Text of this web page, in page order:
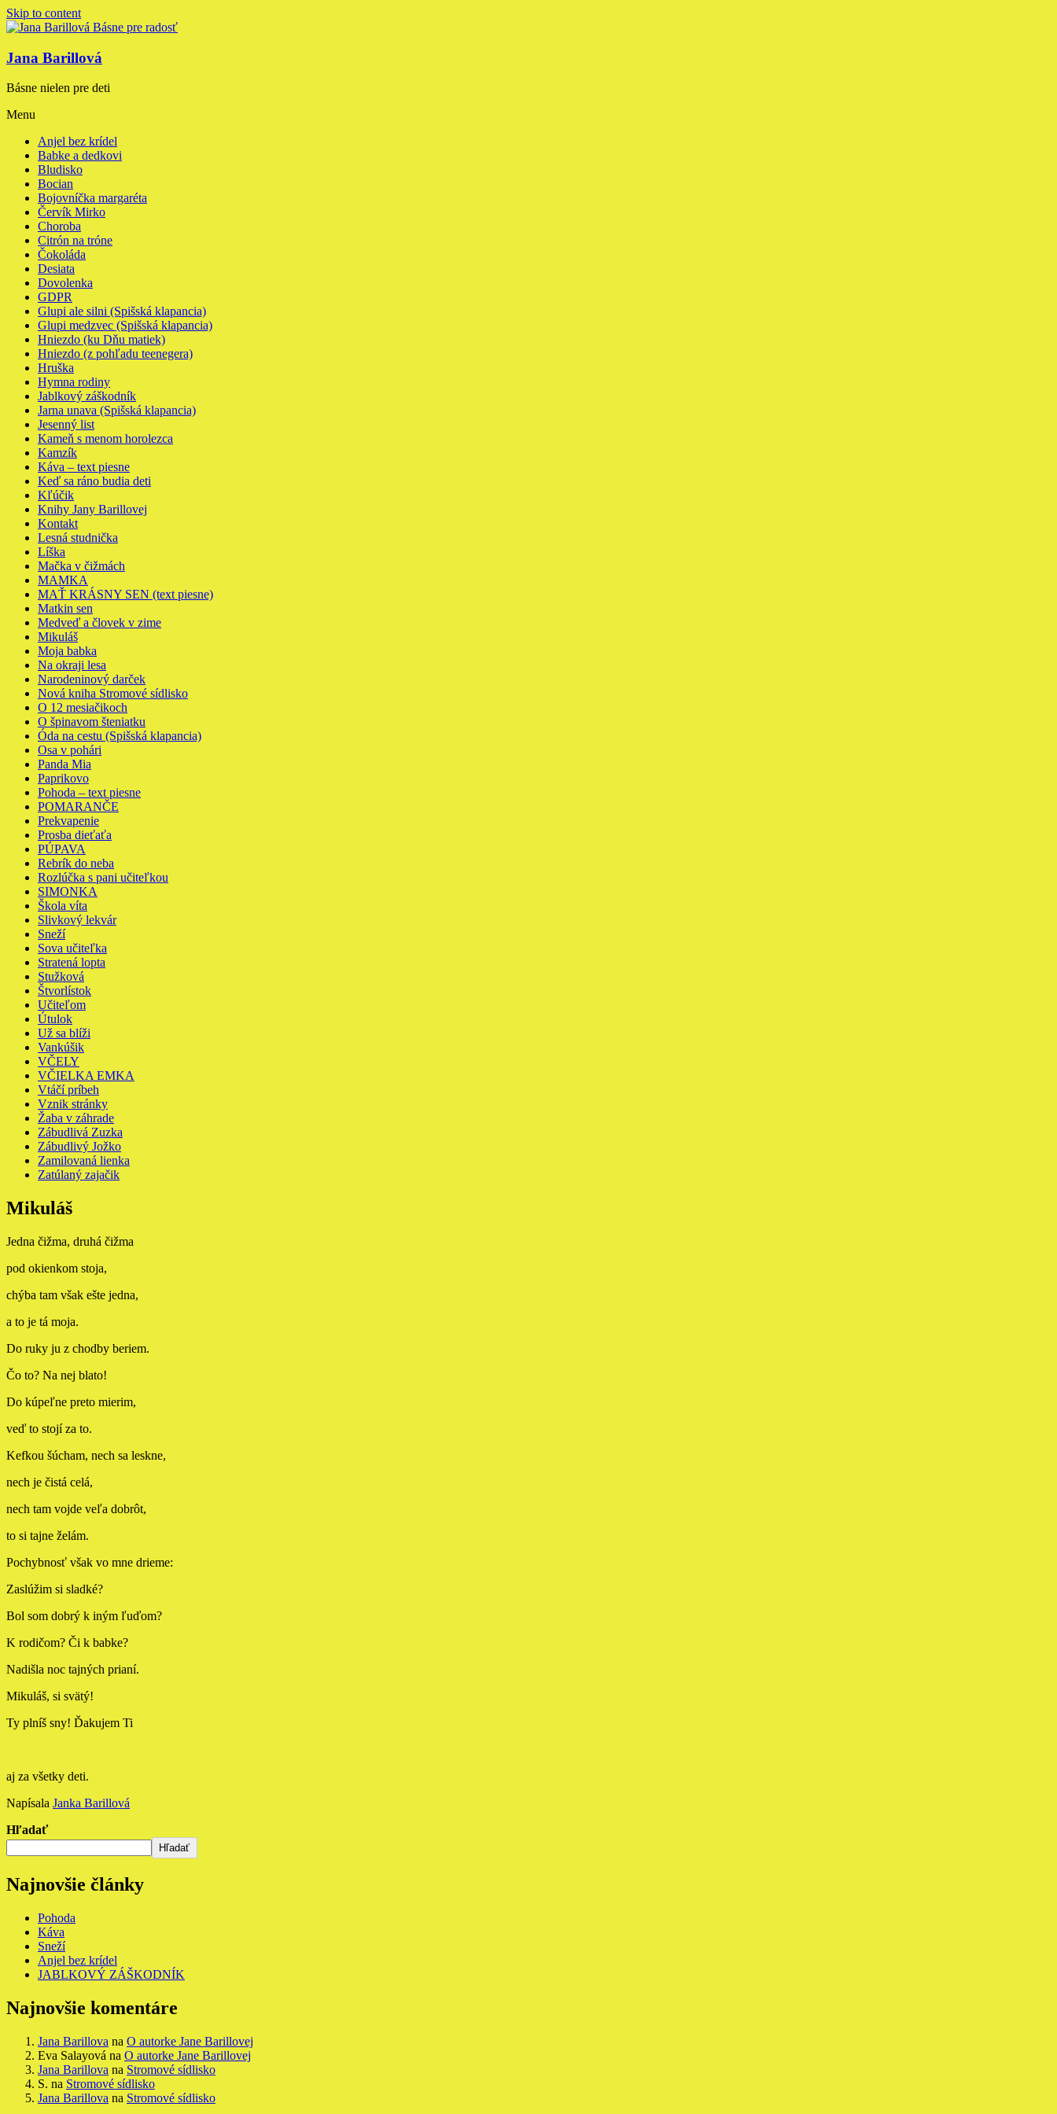
Skip to content
Jana Barillová
Básne nielen pre deti
Menu
Anjel bez krídel
Babke a dedkovi
Bludisko
Bocian
Bojovníčka margaréta
Červík Mirko
Choroba
Citrón na tróne
Čokoláda
Desiata
Dovolenka
GDPR
Glupi ale silni (Spišská klapancia)
Glupi medzvec (Spišská klapancia)
Hniezdo (ku Dňu matiek)
Hniezdo (z pohľadu teenegera)
Hruška
Hymna rodiny
Jablkový záškodník
Jarna unava (Spišská klapancia)
Jesenný list
Kameň s menom horolezca
Kamzík
Káva – text piesne
Keď sa ráno budia deti
Kľúčik
Knihy Jany Barillovej
Kontakt
Lesná studnička
Líška
Mačka v čižmách
MAMKA
MAŤ KRÁSNY SEN (text piesne)
Matkin sen
Medveď a človek v zime
Mikuláš
Moja babka
Na okraji lesa
Narodeninový darček
Nová kniha Stromové sídlisko
O 12 mesiačikoch
O špinavom šteniatku
Óda na cestu (Spišská klapancia)
Osa v pohári
Panda Mia
Paprikovo
Pohoda – text piesne
POMARANČE
Prekvapenie
Prosba dieťaťa
PÚPAVA
Rebrík do neba
Rozlúčka s pani učiteľkou
SIMONKA
Škola víta
Slivkový lekvár
Sneží
Sova učiteľka
Stratená lopta
Stužková
Štvorlístok
Učiteľom
Útulok
Už sa blíži
Vankúšik
VČELY
VČIELKA EMKA
Vtáčí príbeh
Vznik stránky
Žaba v záhrade
Zábudlivá Zuzka
Zábudlivý Jožko
Zamilovaná lienka
Zatúlaný zajačik
Mikuláš
Jedna čižma, druhá čižma
pod okienkom stoja,
chýba tam však ešte jedna,
a to je tá moja.
Do ruky ju z chodby beriem.
Čo to? Na nej blato!
Do kúpeľne preto mierim,
veď to stojí za to.
Kefkou šúcham, nech sa leskne,
nech je čistá celá,
nech tam vojde veľa dobrôt,
to si tajne želám.
Pochybnosť však vo mne drieme:
Zaslúžim si sladké?
Bol som dobrý k iným ľuďom?
K rodičom? Či k babke?
Nadišla noc tajných prianí.
Mikuláš, si svätý!
Ty plníš sny! Ďakujem Ti
aj za všetky deti.
Napísala Janka Barillová
Hľadať
Hľadať
Najnovšie články
Pohoda
Káva
Sneží
Anjel bez krídel
JABLKOVÝ ZÁŠKODNÍK
Najnovšie komentáre
Jana Barillova na O autorke Jane Barillovej
Eva Salayová na O autorke Jane Barillovej
Jana Barillova na Stromové sídlisko
S. na Stromové sídlisko
Jana Barillova na Stromové sídlisko